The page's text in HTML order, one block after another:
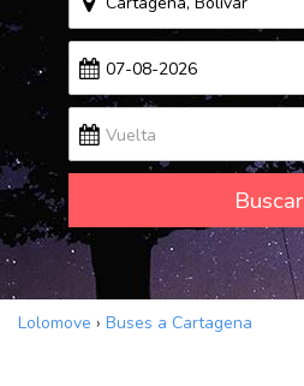
Buscar
Lolomove › Buses a Cartagena